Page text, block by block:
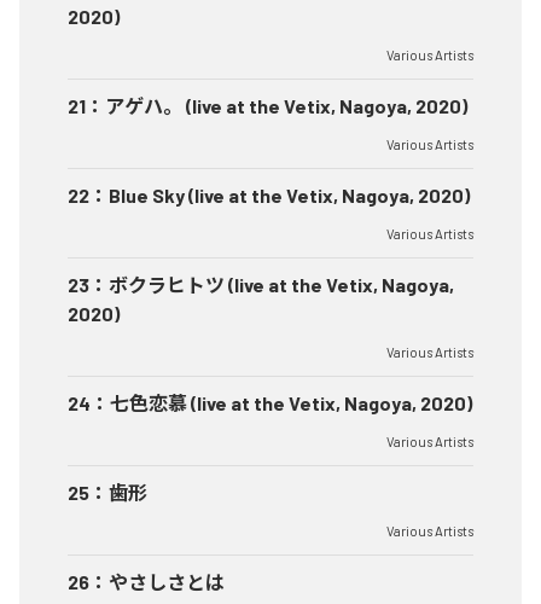
2020)
Various Artists
21 ： アゲハ。 (live at the Vetix, Nagoya, 2020)
Various Artists
22 ： Blue Sky (live at the Vetix, Nagoya, 2020)
Various Artists
23 ： ボクラヒトツ (live at the Vetix, Nagoya,
2020)
Various Artists
24 ： 七色恋慕 (live at the Vetix, Nagoya, 2020)
Various Artists
25 ： 歯形
Various Artists
26 ： やさしさとは